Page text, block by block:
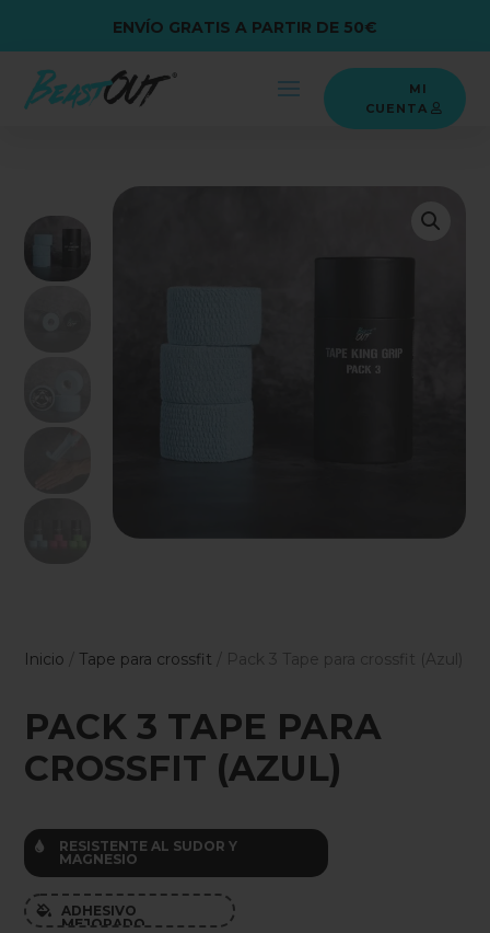
ENVÍO GRATIS A PARTIR DE 50€
MI
CUENTA
Inicio Tape para crossfit / Pack 3 Tape para crossfit (Azul)
PACK 3 TAPE PARA
CROSSFIT (AZUL)

RESISTENTE AL SUDOR Y
MAGNESIO

ADHESIVO
MEJORADO